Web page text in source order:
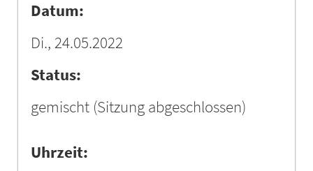
Datum:
Di., 24.05.2022
Status:
gemischt (Sitzung abgeschlossen)
Uhrzeit: